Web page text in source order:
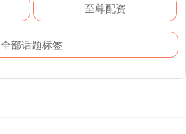
至尊配资
全部话题标签